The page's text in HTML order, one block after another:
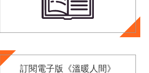
訂閱電子版《溫暖人間》